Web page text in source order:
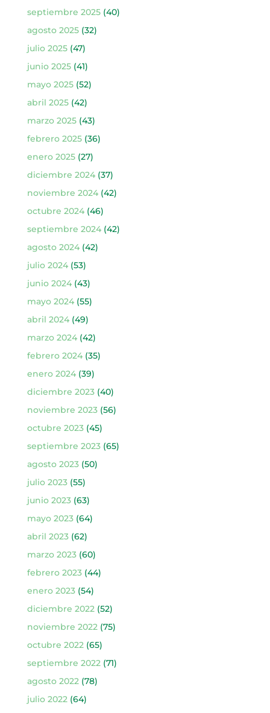
septiembre 2025(40)
agosto 2025(32)
julio 2025(47)
junio 2025(41)
mayo 2025(52)
abril 2025(42)
marzo 2025(43)
febrero 2025(36)
enero 2025(27)
diciembre 2024(37)
noviembre 2024(42)
octubre 2024(46)
septiembre 2024(42)
agosto 2024(42)
julio 2024(53)
junio 2024(43)
mayo 2024(55)
abril 2024(49)
marzo 2024(42)
febrero 2024(35)
enero 2024(39)
diciembre 2023(40)
noviembre 2023(56)
octubre 2023(45)
septiembre 2023(65)
agosto 2023(50)
julio 2023(55)
junio 2023(63)
mayo 2023(64)
abril 2023(62)
marzo 2023(60)
febrero 2023(44)
enero 2023(54)
diciembre 2022(52)
noviembre 2022(75)
octubre 2022(65)
septiembre 2022(71)
agosto 2022(78)
julio 2022(64)